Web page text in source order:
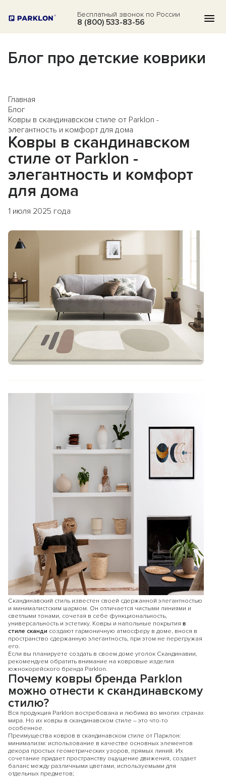
8 (800) 533-83-56
Бесплатный звонок по России
КАТАЛОГ
ВОПРОСЫ
О НАС
Блог про детские коврики
Главная
Блог
Ковры в скандинавском стиле от Parklon -
элегантность и комфорт для дома
Ковры в скандинавском
стиле от Parklon -
элегантность и комфорт
для дома
1 июля 2025 года
Скандинавский стиль известен своей сдержанной элегантностью
и минималистским шармом. Он отличается чистыми линиями и
светлыми тонами, сочетая в себе функциональность,
универсальность и эстетику. Ковры и напольные покрытия в
стиле сканди создают гармоничную атмосферу в доме, внося в
пространство сдержанную элегантность, при этом не перегружая
его.
Если вы планируете создать в своем доме уголок Скандинавии,
рекомендуем обратить внимание на ковровые изделия
южнокорейского бренда Parklon.
Почему ковры бренда Parklon
можно отнести к скандинавскому
стилю?
Вся продукция Parklon востребована и любима во многих странах
мира. Но их ковры в скандинавском стиле – это что-то
особенное.
Преимущества ковров в скандинавском стиле от Парклон:
минимализм: использование в качестве основных элементов
декора простых геометрических узоров, прямых линий. Их
сочетание придает пространству ощущение движения, создает
баланс между различными цветами, используемыми для
отдельных предметов;